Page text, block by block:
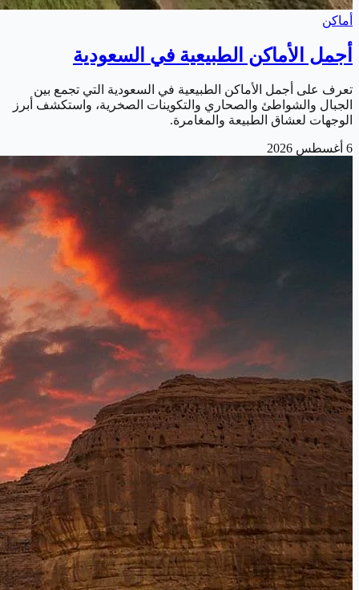
أماكن
أجمل الأماكن الطبيعية في السعودية
تعرف على أجمل الأماكن الطبيعية في السعودية التي تجمع بين
الجبال والشواطئ والصحاري والتكوينات الصخرية، واستكشف أبرز
الوجهات لعشاق الطبيعة والمغامرة.
6 أغسطس 2026